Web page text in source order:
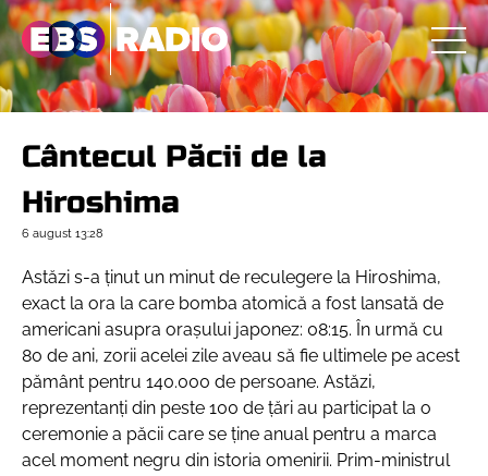
Cântecul Păcii de la
Hiroshima
6 august 13:28
Astăzi s-a ţinut un minut de reculegere la Hiroshima,
exact la ora la care bomba atomică a fost lansată de
americani asupra orașului japonez: 08:15. În urmă cu
80 de ani, zorii acelei zile aveau să fie ultimele pe acest
pământ pentru 140.000 de persoane. Astăzi,
reprezentanți din peste 100 de țări au participat la o
ceremonie a păcii care se ţine anual pentru a marca
acel moment negru din istoria omenirii. Prim-ministrul